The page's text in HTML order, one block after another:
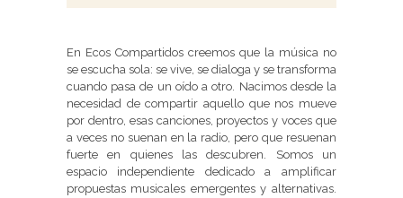
En Ecos Compartidos creemos que la música no
se escucha sola: se vive, se dialoga y se transforma
cuando pasa de un oído a otro. Nacimos desde la
necesidad de compartir aquello que nos mueve
por dentro, esas canciones, proyectos y voces que
a veces no suenan en la radio, pero que resuenan
fuerte en quienes las descubren. Somos un
espacio independiente dedicado a amplificar
propuestas musicales emergentes y alternativas.